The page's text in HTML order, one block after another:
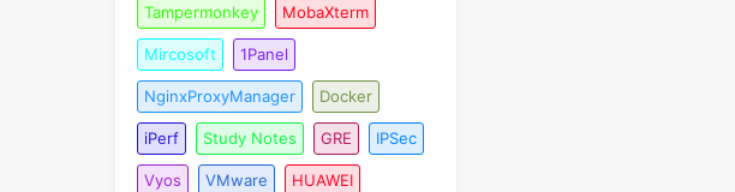
Tampermonkey MobaXterm
Mircosoft 1Panel
NginxProxyManager Docker
iPerf Study Notes GRE IPSec
Vyos VMware HUAWEI